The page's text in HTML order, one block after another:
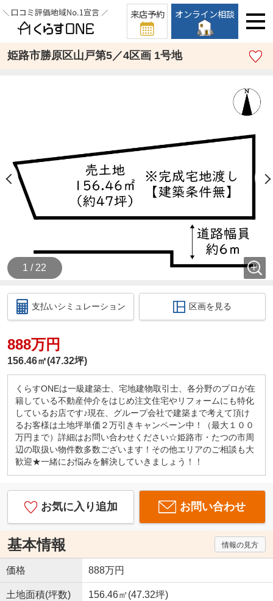
来店予約 オンライン相談
姫路市勝原区山戸第5／4区画 1号地
1 / 22
支払いシミュレーション 区画を見る
888万円
156.46㎡(47.32坪)
くらすONEは一級建築士、宅地建物取引士、各分野のプロが在
籍している不動産仲介をはじめ注文住宅やリフォームにも特化
しているお店です♪現在、グループ会社で建築まで考えて頂け
るお客様は土地坪単価２万引きキャンペーン中！（最大１００
万円まで）詳細はお問い合わせください☆姫路市・たつの市周
辺の取扱い物件数多数ございます！その他エリアのご相談も大
歓迎★一緒にお悩みを解決していきましょう！！
お気に入り追加 お問い合わせ
基本情報 情報の見方
価格 888万円
土地面積(坪数) 156.46㎡(47.32坪)